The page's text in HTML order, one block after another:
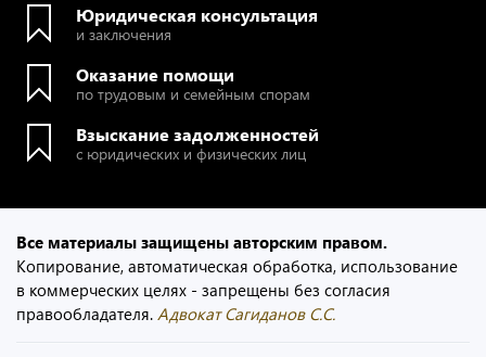
Юридическая консультация
и заключения
Оказание помощи
по трудовым и семейным спорам
Взыскание задолженностей
с юридических и физических лиц
Все материалы защищены авторским правом.
Копирование, автоматическая обработка, использование
в коммерческих целях - запрещены без согласия
правообладателя. Адвокат Сагиданов С.С.